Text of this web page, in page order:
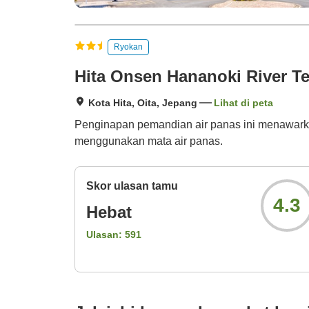
Ryokan
Hita Onsen Hananoki River
Kota Hita, Oita, Jepang Lihat di peta
Penginapan pemandian air panas ini
menggunakan mata air panas.
Skor ulasan tamu
Hebat
Ulasan: 591
4.3